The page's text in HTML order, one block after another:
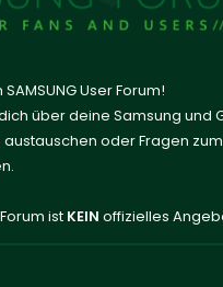
User Forum!
über deine Samsung und
oder Fragen
ist KEIN offizielles